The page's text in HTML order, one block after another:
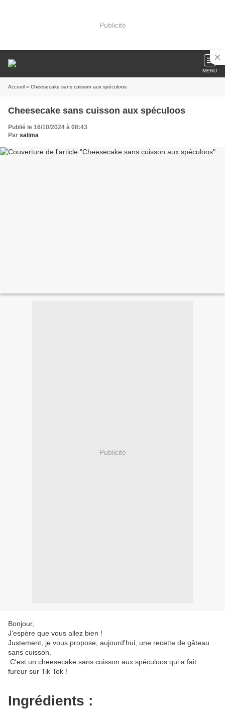
Publicité
MENU
Accueil » Cheesecake sans cuisson aux spéculoos
Cheesecake sans cuisson aux spéculoos
Publié le 16/10/2024 à 08:43
Par salima
Publicité
Bonjour,
J'espère que vous allez bien !
Justement, je vous propose, aujourd'hui, une recette de gâteau
sans cuisson.
C'est un cheesecake sans cuisson aux spéculoos qui a fait
fureur sur Tik Tok !
Ingrédients :